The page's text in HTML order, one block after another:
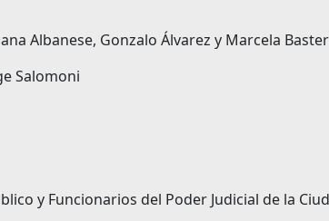
Albanese, Gonzalo Álvarez y Marcela
Salomoni
y Funcionarios del Poder Judicial de la